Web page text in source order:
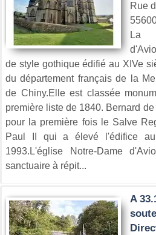
Rue
La
de style gothique édifié au XIVe
du département français de la
de Chiny.Elle est classée
première liste de 1840. Bernard
pour la première fois le Salve
Paul II qui a élevé l'édifice
1993.L'église Notre-Dame
sanctuaire à répit...
A